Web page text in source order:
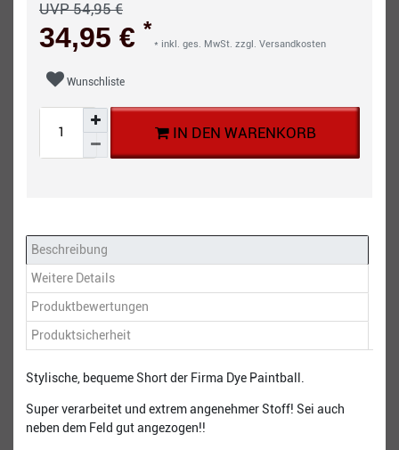
UVP 54,95 €
34,95 € *
* inkl. ges. MwSt. zzgl. Versandkosten
Wunschliste
IN DEN WARENKORB
Beschreibung
Weitere Details
Produktbewertungen
Produktsicherheit
Stylische, bequeme Short der Firma Dye Paintball.
Super verarbeitet und extrem angenehmer Stoff! Sei auch
neben dem Feld gut angezogen!!